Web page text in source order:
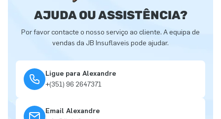
AJUDA OU ASSISTÊNCIA?
Por favor contacte o nosso serviço ao cliente. A equipa de
vendas da JB Insuflaveis pode ajudar.
Ligue para Alexandre
+(351) 96 2647371
Email Alexandre